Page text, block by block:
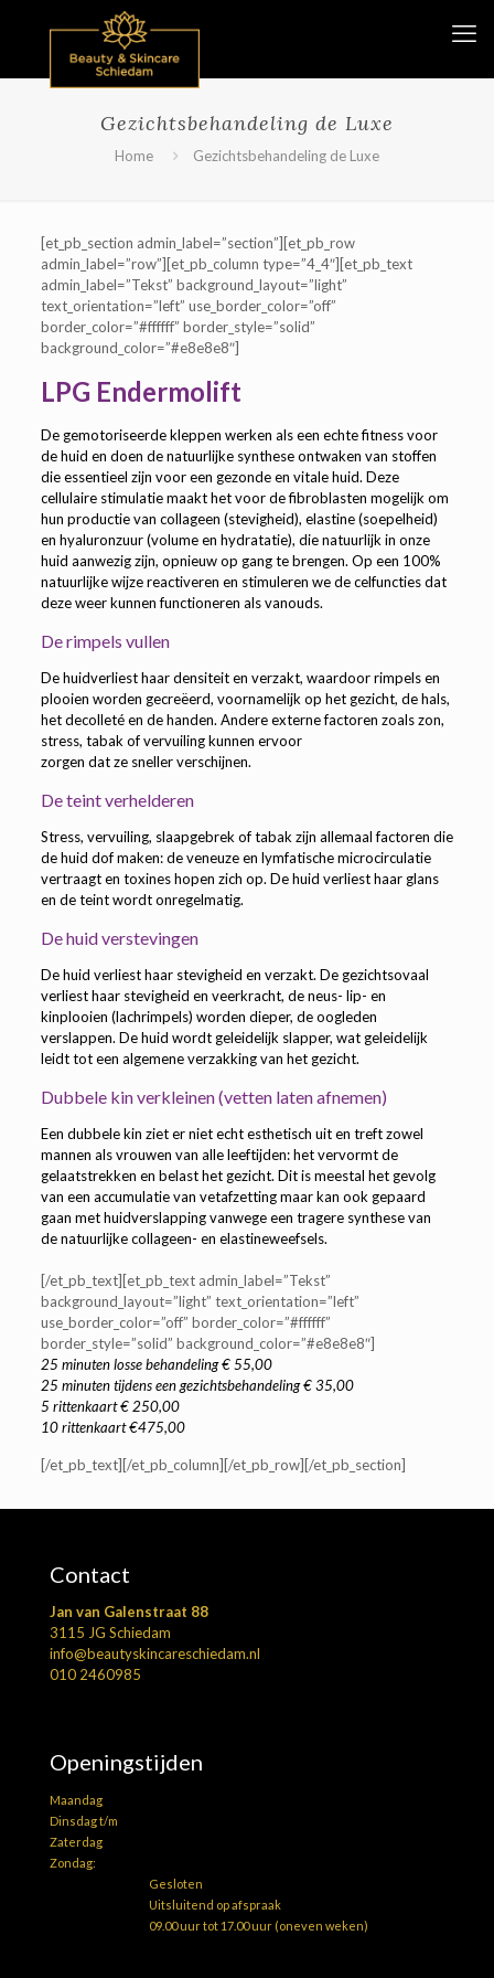
Gezichtsbehandeling de Luxe
Home Gezichtsbehandeling de Luxe
[et_pb_section admin_label=”section”][et_pb_row
admin_label=”row”][et_pb_column type=”4_4″][et_pb_text
admin_label=”Tekst” background_layout=”light”
text_orientation=”left” use_border_color=”off”
border_color=”#ffffff” border_style=”solid”
background_color=”#e8e8e8″]
LPG Endermolift
De gemotoriseerde kleppen werken als een echte fitness voor
de huid en doen de natuurlijke synthese ontwaken van stoffen
die essentieel zijn voor een gezonde en vitale huid. Deze
cellulaire stimulatie maakt het voor de fibroblasten mogelijk om
hun productie van collageen (stevigheid), elastine (soepelheid)
en hyaluronzuur (volume en hydratatie), die natuurlijk in onze
huid aanwezig zijn, opnieuw op gang te brengen. Op een 100%
natuurlijke wijze reactiveren en stimuleren we de celfuncties dat
deze weer kunnenfunctioneren als vanouds.
De rimpels vullen
De huidverliest haar densiteit en verzakt, waardoor rimpels en
plooien worden gecreëerd, voornamelijk op het gezicht, de hals,
het decolleté en de handen. Andere externe factoren zoals zon,
stress, tabak of vervuiling kunnen ervoor
zorgen dat ze sneller verschijnen.
De teint verhelderen
Stress, vervuiling, slaapgebrek of tabak zijn allemaal factoren die
de huid dof maken: de veneuze en lymfatische microcirculatie
vertraagt en toxines hopen zich op. De huid verliest haar glans
en de teint wordt onregelmatig.
De huid verstevingen
De huid verliest haar stevigheid en verzakt. De gezichtsovaal
verliest haar stevigheid en veerkracht, de neus- lip- en
kinplooien (lachrimpels) worden dieper, de oogleden
verslappen. De huid wordt geleidelijk slapper, wat geleidelijk
leidt tot een algemene verzakking van het gezicht.
Dubbele kin verkleinen (vetten laten afnemen)
Een dubbele kin ziet er niet echt esthetisch uit en treft zowel
mannen als vrouwen van alle leeftijden: het vervormt de
gelaatstrekken en belast het gezicht. Dit is meestal het gevolg
van een accumulatie van vetafzetting maar kan ook gepaard
gaan met huidverslapping vanwege een tragere synthese van
de natuurlijke collageen- en elastineweefsels.
[/et_pb_text][et_pb_text admin_label=”Tekst”
background_layout=”light” text_orientation=”left”
use_border_color=”off” border_color=”#ffffff”
border_style=”solid” background_color=”#e8e8e8″]
25 minuten losse behandeling € 55,00
25 minuten tijdens een gezichtsbehandeling € 35,00
5 rittenkaart € 250,00
10 rittenkaart €475,00
[/et_pb_text][/et_pb_column][/et_pb_row][/et_pb_section]
Contact
Jan van Galenstraat 88
3115 JG Schiedam
info@beautyskincareschiedam.nl
010 2460985
Openingstijden
Maandag
Dinsdag t/m
Zaterdag
Zondag:
Gesloten
Uitsluitend op afspraak
09.00 uur tot 17.00 uur (oneven weken)